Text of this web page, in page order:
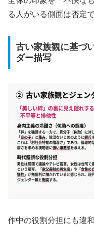
る人がいる側面は否定
古い家族観に基づ
ダー描写
作中の役割分担にも違